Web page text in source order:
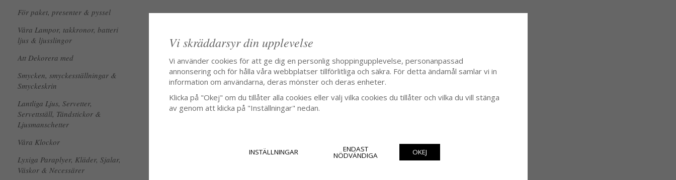
För paket, presenter & pyssel
Våra Lampor, takkronor, batteri
ljus & ljusslingor
Att Dekorera med
Smycken, smyckesställningar &
Smyckeskrin
Lantliga Ljus, Servetter,
Servettställ, Tändstickor &
Ljusmanschetter
Våra Klockor
Lyxiga Paraplyer, Kläder, Sjalar,
Väskor & Necessärer
Vi skräddarsyr din upplevelse
Vi använder cookies för att ge dig en personlig shoppingupplevelse, personanpassad
annonsering och för hålla våra webbplatser tillförlitliga och säkra. För detta ändamål samlar vi in
information om användarna, deras mönster och deras enheter.
Klicka på "Okej" om du tillåter alla cookies eller välj vilka cookies du tillåter och vilka du vill stänga
av genom att klicka på "Inställningar" nedan.
INSTÄLLNINGAR ENDAST
NÖDVÄNDIGA OKEJ